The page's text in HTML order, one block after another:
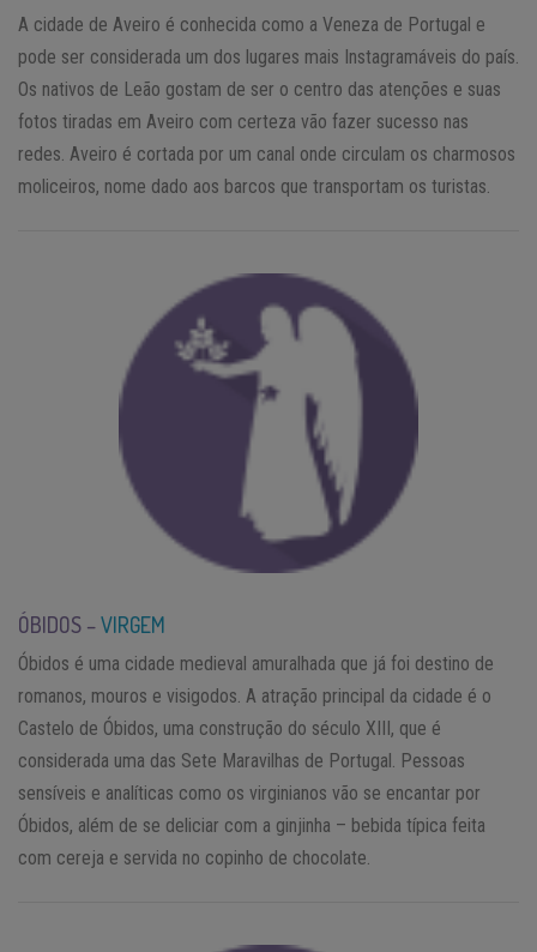
A cidade de Aveiro é conhecida como a Veneza de Portugal e
pode ser considerada um dos lugares mais Instagramáveis do país.
Os nativos de Leão gostam de ser o centro das atenções e suas
fotos tiradas em Aveiro com certeza vão fazer sucesso nas
redes. Aveiro é cortada por um canal onde circulam os charmosos
moliceiros, nome dado aos barcos que transportam os turistas.
ÓBIDOS –VIRGEM
Óbidos é uma cidade medieval amuralhada que já foi destino de
romanos, mouros e visigodos. A atração principal da cidade é o
Castelo de Óbidos, uma construção do século XIII, que é
considerada uma das Sete Maravilhas de Portugal. Pessoas
sensíveis e analíticas como os virginianos vão se encantar por
Óbidos, além de se deliciar com a ginjinha – bebida típica feita
com cereja e servida no copinho de chocolate.